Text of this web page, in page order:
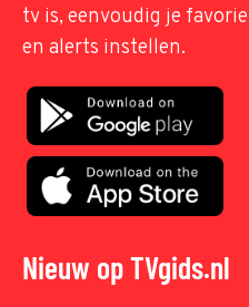
tv is, eenvoudig je
en alerts instellen.
Nieuw op TVgids.nl